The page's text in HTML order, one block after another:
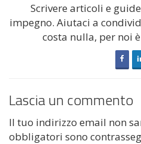
Scrivere articoli e
impegno. Aiutaci a
costa nulla, per noi
Lascia un commento
Il tuo indirizzo email non
obbligatori sono